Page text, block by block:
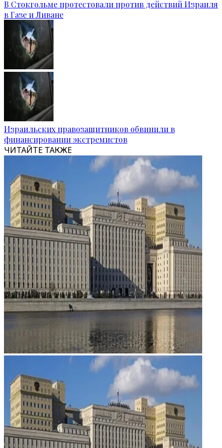
В Стокгольме протестовали против действий Израиля
в Газе и Ливане
Израильских правозащитников обвинили в
финансировании экстремистов
ЧИТАЙТЕ ТАКЖЕ